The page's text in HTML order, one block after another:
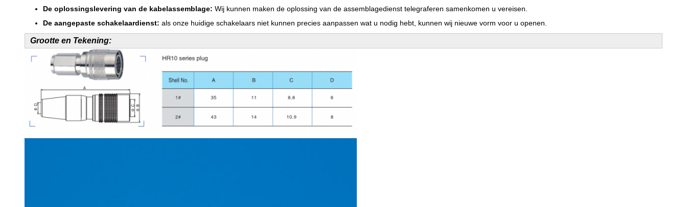
De oplossingslevering van de kabelassemblage: Wij kunnen maken de oplossing van de assemblagedienst telegraferen samenkomen u vereisen.
De aangepaste schakelaardienst: als onze huidige schakelaars niet kunnen precies aanpassen wat u nodig hebt, kunnen wij nieuwe vorm voor u openen.
Grootte en Tekening: